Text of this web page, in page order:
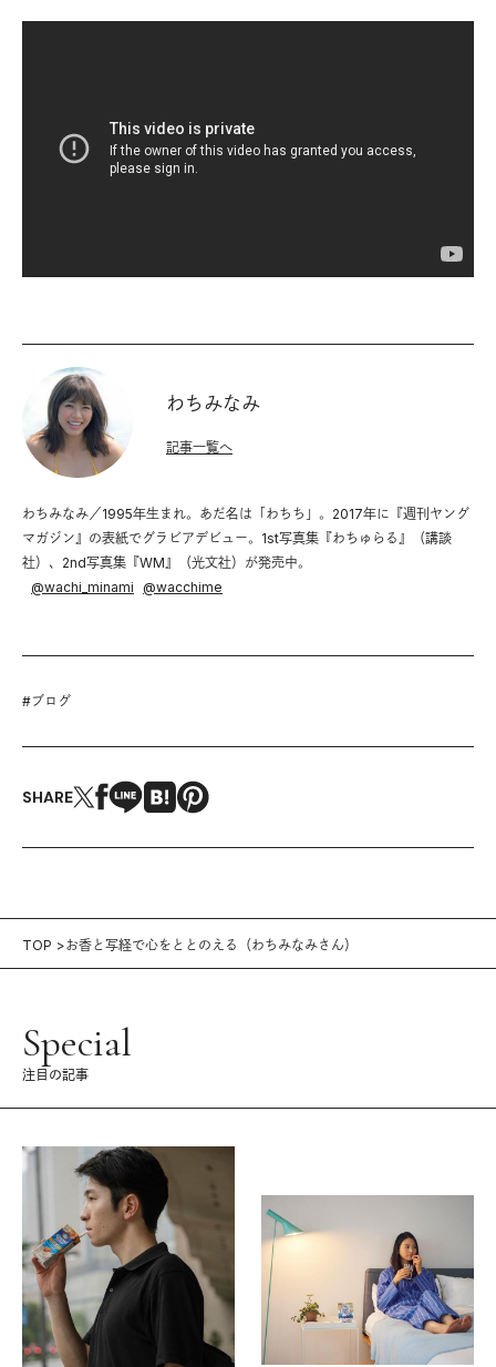
わちみなみ
わちみなみ／1995年生まれ。あだ名は「わちち」。2017年に『週刊ヤング
マガジン』の表紙でグラビアデビュー。1st写真集『わちゅらる』（講談
社）、2nd写真集『WM』（光文社）が発売中。
@wachi_minami @wacchime
記事一覧へ
#ブログ
SHARE
TOP お香と写経で心をととのえる（わちみなみさん）
Special
注目の記事